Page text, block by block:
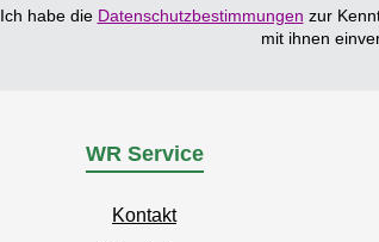
Ich habe die Datenschutzbestimmungen zur
mit ihnen
WR Service
Kontakt